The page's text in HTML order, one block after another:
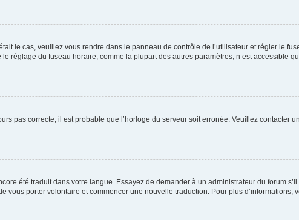
le cas, veuillez vous rendre dans le panneau de contrôle de l’utilisateur et régler le
réglage du fuseau horaire, comme la plupart des autres paramètres, n’est accessible
pas correcte, il est probable que l’horloge du serveur soit erronée. Veuillez contacter
été traduit dans votre langue. Essayez de demander à un administrateur du forum
porter volontaire et commencer une nouvelle traduction. Pour plus d’informations,